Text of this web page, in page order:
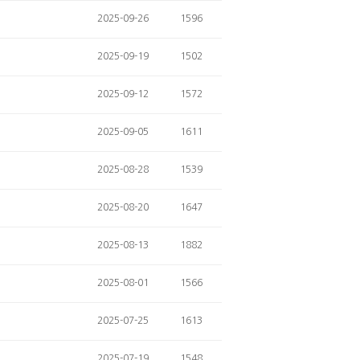
2025-09-26 1596
2025-09-19 1502
2025-09-12 1572
2025-09-05 1611
2025-08-28 1539
2025-08-20 1647
2025-08-13 1882
2025-08-01 1566
2025-07-25 1613